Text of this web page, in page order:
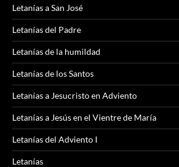
Letanías a San José
Letanías del Padre
Letanías de la humildad
Letanías de los Santos
Letanías a Jesucristo en Adviento
Letanías a Jesús en el Vientre de María
Letanías del Adviento I
Letanías